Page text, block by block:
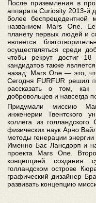
После приземления в
аппарата Curiosity 2013-й
более беспрецедентной
названием Mars One.
планету первых людей и
является
осуществляться среди
чтобы рекрут достиг
кандидатов также
назад: Mars One — это,
Сегодня FURFUR решил
рассказать о том, как
добровольцев и навсегда
Придумали миссию
инженерии Твентского
коллега из голландского
физических наук Арно
методы генерации
Именно Бас Лансдорп и
проекта Mars One.
концепцией создания
голландском острове
графический дизайнер
развивать концепцию